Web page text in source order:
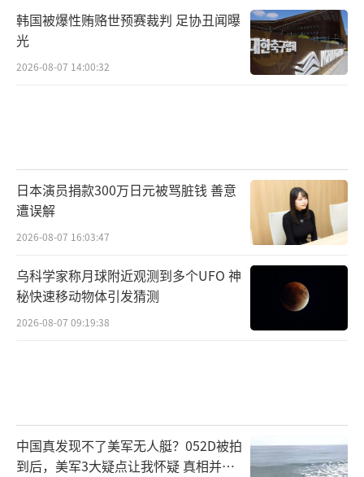
韩国被爆性贿赂世预赛裁判 足协丑闻曝
光
2026-08-07 14:00:32
日本演员捐款300万日元被骂脏钱 善意
遭误解
2026-08-07 16:03:47
乌科学家称月球附近观测到多个UFO 神
秘快速移动物体引发猜测
2026-08-07 09:19:38
中国真发现不了美军无人艇？052D被拍
到后，美军3大疑点让我怀疑 真相并非